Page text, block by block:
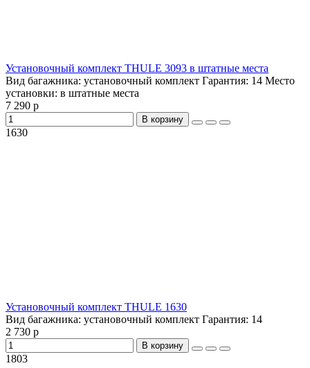
Установочный комплект THULE 3093 в штатные места
Вид багажника: установочный комплект Гарантия: 14 Место
установки: в штатные места
7 290 р
В корзину
1630
Установочный комплект THULE 1630
Вид багажника: установочный комплект Гарантия: 14
2 730 р
В корзину
1803